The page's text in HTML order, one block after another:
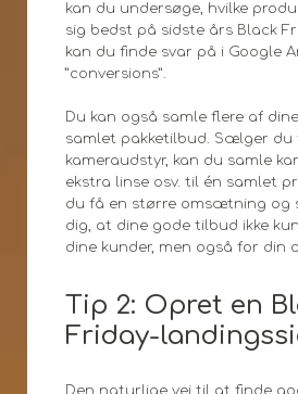
kan du undersøge, hvilke
sig bedst på sidste års Black
kan du finde svar på i Google
”conversions”.
Du kan også samle flere af
samlet pakketilbud. Sælger du
kameraudstyr, kan du samle
ekstra linse osv. til én samlet
du få en større omsætning og
dig, at dine gode tilbud ikke
dine kunder, men også for din
Tip 2: Opret en
Friday-
Den naturlige vej til at finde